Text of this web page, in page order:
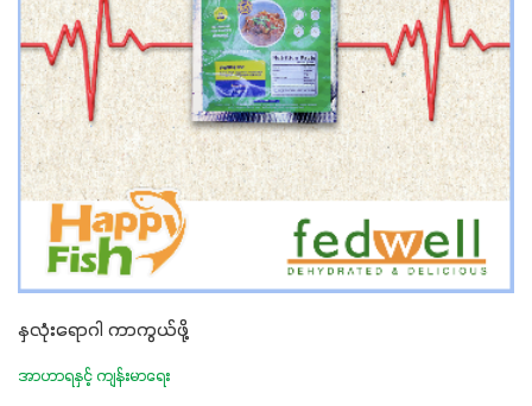
နှလုံးရောဂါ ကာကွယ်ဖို့
အာဟာရနှင့် ကျန်းမာရေး